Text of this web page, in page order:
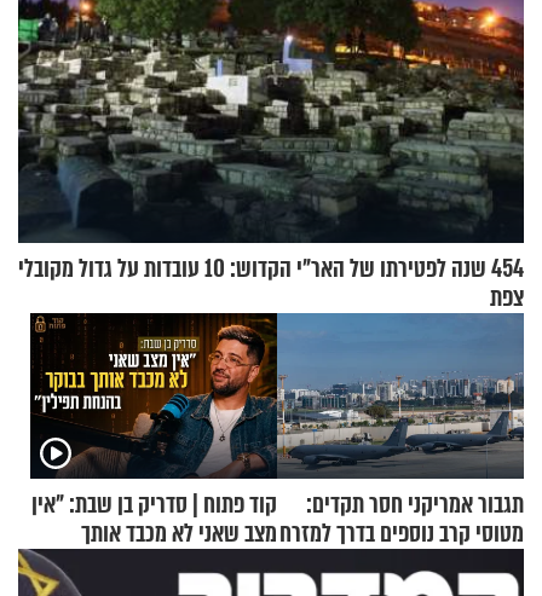
454 שנה לפטירתו של האר"י הקדוש: 10 עובדות על גדול מקובלי
צפת
תגבור אמריקני חסר תקדים:
מטוסי קרב נוספים בדרך למזרח
התיכון
קוד פתוח | סדריק בן שבת: "אין
מצב שאני לא מכבד אותך
בבוקר בהנחת תפילין"